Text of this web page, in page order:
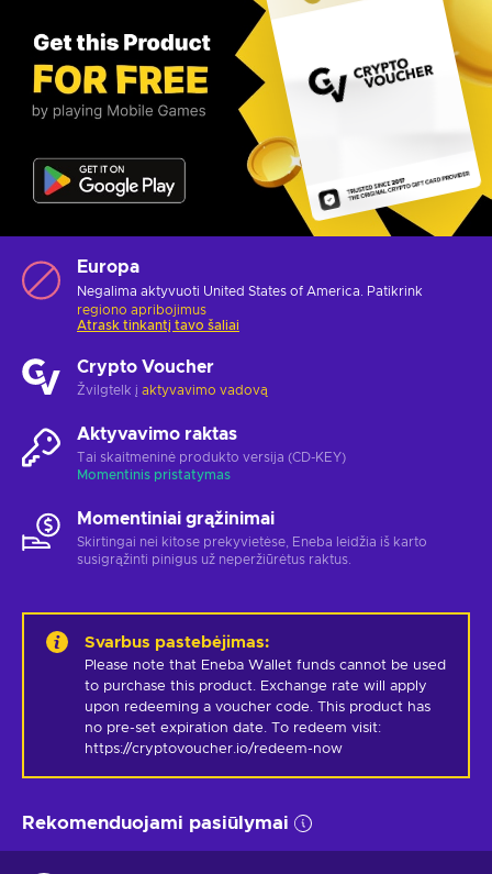
Europa
Negalima aktyvuoti United States of America. Patikrink
regiono apribojimus
Atrask tinkantį tavo šaliai
Crypto Voucher
Žvilgtelk į aktyvavimo vadovą
Aktyvavimo raktas
Tai skaitmeninė produkto versija (CD-KEY)
Momentinis pristatymas
Momentiniai grąžinimai
Skirtingai nei kitose prekyvietėse, Eneba leidžia iš karto
susigrąžinti pinigus už neperžiūrėtus raktus.
Svarbus pastebėjimas:
Please note that Eneba Wallet funds cannot be used
to purchase this product. Exchange rate will apply
upon redeeming a voucher code. This product has
no pre-set expiration date. To redeem visit:
https://cryptovoucher.io/redeem-now
Rekomenduojami pasiūlymai